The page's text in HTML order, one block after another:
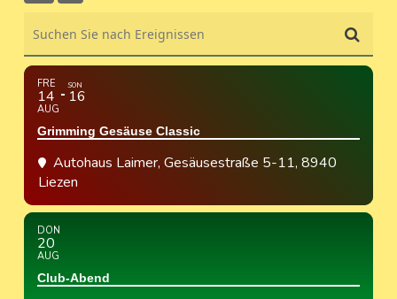
FRE
14
AUG
SON
16
Grimming Gesäuse Classic
Autohaus Laimer, Gesäusestraße 5-11, 8940
Liezen
DON
20
AUG
Club-Abend